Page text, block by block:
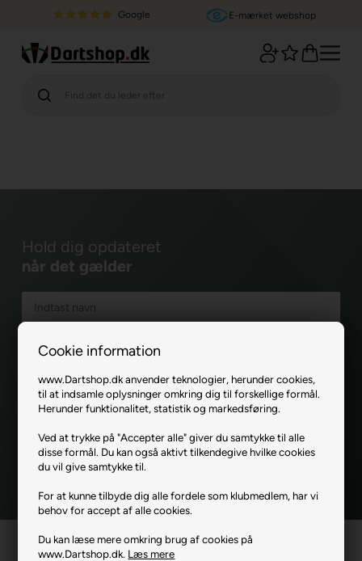
Cookie information
www.Dartshop.dk anvender teknologier, herunder cookies,
til at indsamle oplysninger omkring dig til forskellige formål.
Herunder funktionalitet, statistik og markedsføring.
Ved at trykke på "Accepter alle" giver du samtykke til alle
disse formål. Du kan også aktivt tilkendegive hvilke cookies
du vil give samtykke til.
For at kunne tilbyde dig alle fordele som klubmedlem, har vi
behov for accept af alle cookies.
Du kan læse mere omkring brug af cookies på
www.Dartshop.dk. Læs mere
Google E-mærket webshop
Hold dig opdateret
når det gælder
Ja tak, jeg ønsker at modtage nyhedsbreve og skræddersyet
markedsføring fra Dartshop via e-mail. Jeg kan til enhver tid
afmelde mig igen.Læs mere i vores samtykkeerklæring for
elektronisk post